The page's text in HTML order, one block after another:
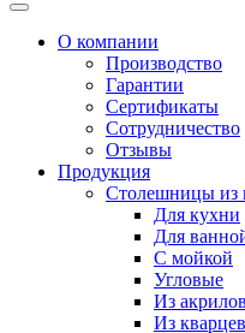
Toggle
navigationО компании
Производство
Гарантии
Сертификаты
Сотрудничество
Отзывы
Продукция
Столешницы из
Для кухни
Для
С мойкой
Угловые
Из
Из